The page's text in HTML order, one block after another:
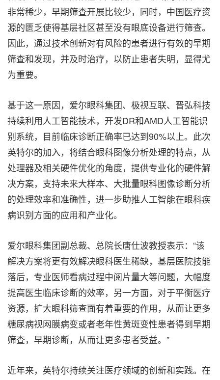
非常稀少，早期筛查开展比较少，同时，中国医疗资
源的匮乏使得基层社区甚至没有眼底设备进行筛查。
因此，通过技术创新对有风险的患者进行有效的早期
筛查和发现，并及时治疗，以防止患者失明，显得尤
为重要。
基于这一原因，爱尔眼科集团、极视互联、晋弘科技
持续利用人工智能技术，开发DR和AMD人工智能识
别系统，目前临床诊断正确率已达到90%以上。此次
英特尔的加入，将结合眼科图像分析处理的特点，从
处理器及相关硬件优化的角度，提供专业化的硬件解
决方案，支持未来大样本、大批量眼科图像诊断分析
的处理效率和准确性，进一步助推人工智能在眼科疾
病识别方面的应用和产业化。
爱尔眼科集团副总裁、总院长唐仕波教授表示：“该
解决方案将更有效解决眼科医生稀缺，基层医院技能
落后，专业医师看病过程中阅片量大等问题，大幅度
提高医生临床诊断的效率，另一方面，对于平衡医疗
资源，扩大眼科筛查面有着重要的作用，从而让更多
糖尿病视网膜病变或者老年性黄斑变性患者得到早期
筛查，早期诊断，从而让更多患者受益。”
近年来，英特尔持续关注医疗领域的创新和实践。在